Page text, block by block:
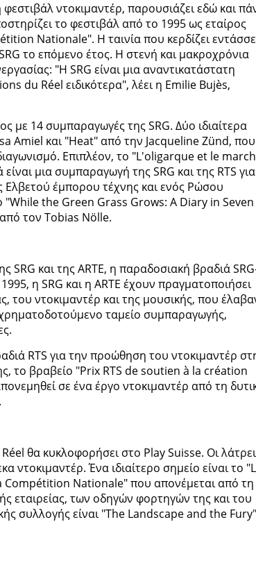
ντοκιμαντέρ, παρουσιάζει εδώ και
το φεστιβάλ από το 1995 ως εταίρος
Nationale". Η ταινία που κερδίζει
το επόμενο έτος. Η στενή και μακροχρόνια
"Η SRG είναι μια αναντικατάστατη
du Réel ειδικότερα", λέει η Emilie Bujès,
με 14 συμπαραγωγές της SRG. Δύο ιδιαίτερα
Amiel και "Heat" από την Jacqueline Zünd, που
Επιπλέον, το "L'oligarque et le
μια συμπαραγωγή της SRG και της RTS για
έμπορου τέχνης και ενός Ρώσου
"While the Green Grass Grows: A Diary in Seven
τον Tobias Nölle.
και της ARTE, η παραδοσιακή βραδιά
η SRG και η ARTE έχουν πραγματοποιήσει
του ντοκιμαντέρ και της μουσικής, που
ταμείο συμπαραγωγής,
RTS για την προώθηση του ντοκιμαντέρ
το βραβείο "Prix RTS de soutien à la création
σε ένα έργο ντοκιμαντέρ από τη
θα κυκλοφορήσει στο Play Suisse. Οι
Ένα ιδιαίτερο σημείο είναι το
Compétition Nationale" που απονέμεται από τη
εταιρείας, των οδηγών φορτηγών της και του
συλλογής είναι "The Landscape and the